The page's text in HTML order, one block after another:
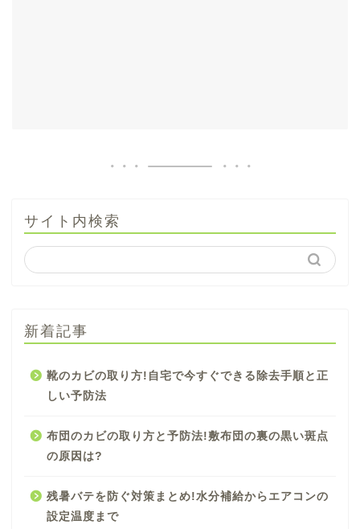
サイト内検索
新着記事
靴のカビの取り方!自宅で今すぐできる除去手順と正
しい予防法
布団のカビの取り方と予防法!敷布団の裏の黒い斑点
の原因は?
残暑バテを防ぐ対策まとめ!水分補給からエアコンの
設定温度まで